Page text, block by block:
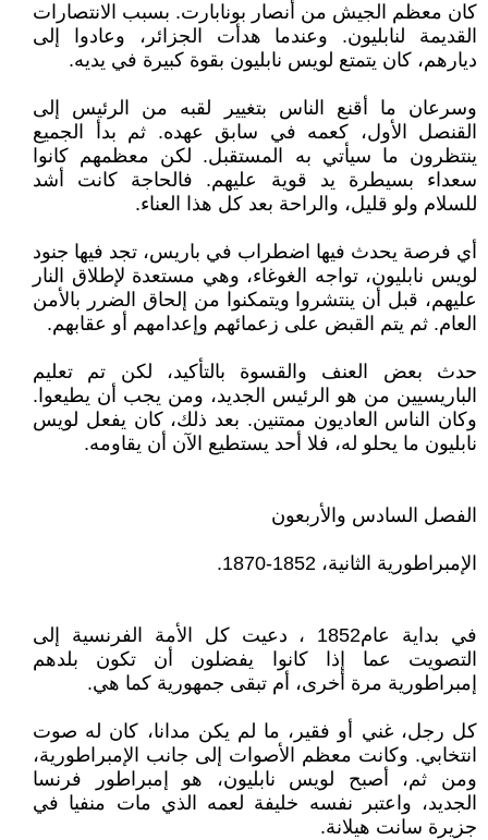
كان معظم الجيش من أنصار بونابارت. بسبب الانتصارات
القديمة لنابليون. وعندما هدأت الجزائر، وعادوا إلى
ديارهم، كان يتمتع لويس نابليون بقوة كبيرة في يديه.
وسرعان ما أقنع الناس بتغيير لقبه من الرئيس إلى
القنصل الأول، كعمه في سابق عهده. ثم بدأ الجميع
ينتظرون ما سيأتي به المستقبل. لكن معظمهم كانوا
سعداء بسيطرة يد قوية عليهم. فالحاجة كانت أشد
للسلام ولو قليل، والراحة بعد كل هذا العناء.
أي فرصة يحدث فيها اضطراب في باريس، تجد فيها جنود
لويس نابليون، تواجه الغوغاء، وهي مستعدة لإطلاق النار
عليهم، قبل أن ينتشروا ويتمكنوا من إلحاق الضرر بالأمن
العام. ثم يتم القبض على زعمائهم وإعدامهم أو عقابهم.
حدث بعض العنف والقسوة بالتأكيد، لكن تم تعليم
الباريسيين من هو الرئيس الجديد، ومن يجب أن يطيعوا.
وكان الناس العاديون ممتنين. بعد ذلك، كان يفعل لويس
نابليون ما يحلو له، فلا أحد يستطيع الآن أن يقاومه.
الفصل السادس والأربعون
الإمبراطورية الثانية، 1852-1870.
في بداية عام1852 ، دعيت كل الأمة الفرنسية إلى
التصويت عما إذا كانوا يفضلون أن تكون بلدهم
إمبراطورية مرة أخرى، أم تبقى جمهورية كما هي.
كل رجل، غني أو فقير، ما لم يكن مدانا، كان له صوت
انتخابي. وكانت معظم الأصوات إلى جانب الإمبراطورية،
ومن ثم، أصبح لويس نابليون، هو إمبراطور فرنسا
الجديد، واعتبر نفسه خليفة لعمه الذي مات منفيا في
جزيرة سانت هيلانة.